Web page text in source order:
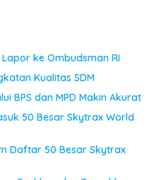
ke Ombudsman RI
Kualitas SDM
BPS dan MPD Makin Akurat
50 Besar Skytrax World
Daftar 50 Besar Skytrax